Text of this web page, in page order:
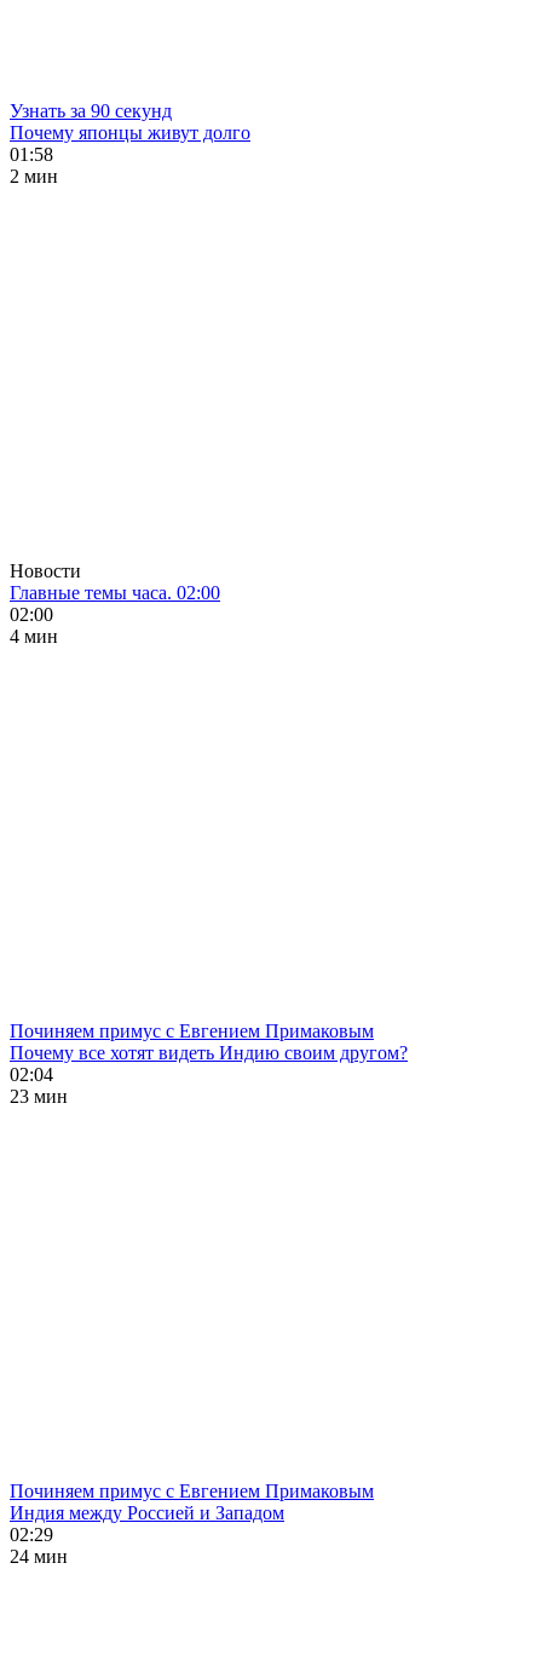
Узнать за 90 секунд
Почему японцы живут долго
01:58
2 мин
Новости
Главные темы часа. 02:00
02:00
4 мин
Починяем примус с Евгением Примаковым
Почему все хотят видеть Индию своим другом?
02:04
23 мин
Починяем примус с Евгением Примаковым
Индия между Россией и Западом
02:29
24 мин